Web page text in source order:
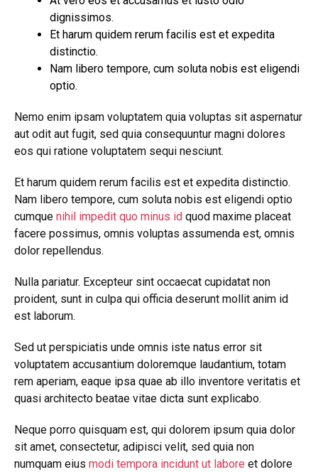
dignissimos.
Et harum quidem rerum facilis est et expedita
distinctio.
Nam libero tempore, cum soluta nobis est eligendi
optio.
Nemo enim ipsam voluptatem quia voluptas sit aspernatur
aut odit aut fugit, sed quia consequuntur magni dolores
eos qui ratione voluptatem sequi nesciunt.
Et harum quidem rerum facilis est et expedita distinctio.
Nam libero tempore, cum soluta nobis est eligendi optio
cumque nihil impedit quo minus id quod maxime placeat
facere possimus, omnis voluptas assumenda est, omnis
dolor repellendus.
Nulla pariatur. Excepteur sint occaecat cupidatat non
proident, sunt in culpa qui officia deserunt mollit anim id
est laborum.
Sed ut perspiciatis unde omnis iste natus error sit
voluptatem accusantium doloremque laudantium, totam
rem aperiam, eaque ipsa quae ab illo inventore veritatis et
quasi architecto beatae vitae dicta sunt explicabo.
Neque porro quisquam est, qui dolorem ipsum quia dolor
sit amet, consectetur, adipisci velit, sed quia non
numquam eius modi tempora incidunt ut labore et dolore